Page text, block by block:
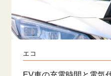
エコ